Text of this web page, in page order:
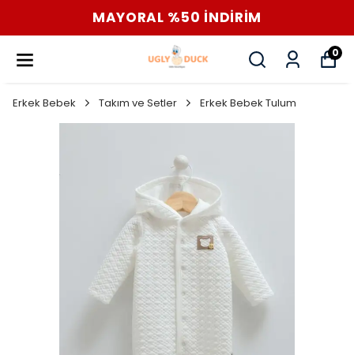
MAYORAL %50 İNDİRİM
0
Erkek Bebek Takım ve Setler Erkek Bebek Tulum